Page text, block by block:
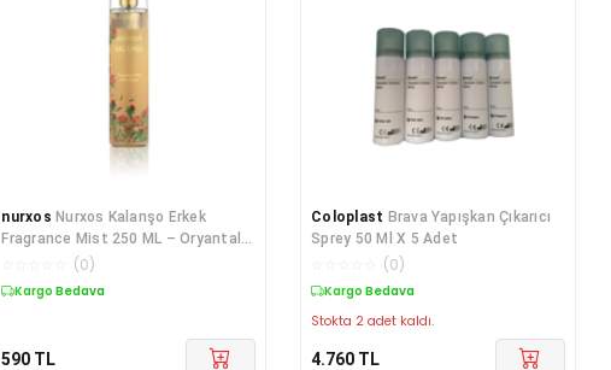
nurxos Nurxos Kalanşo Erkek
Fragrance Mist 250 ML – Oryantal
Baharatlı P
(0)
Kargo Bedava
590 TL
Coloplast Brava Yapışkan Çıkarıcı
Sprey 50 Ml X 5 Adet
(0)
Kargo Bedava
Stokta 2 adet kaldı.
4.760 TL